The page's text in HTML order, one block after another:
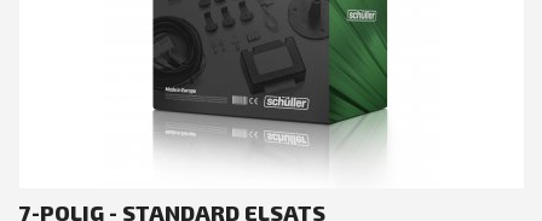
7-POLIG - STANDARD ELSATS